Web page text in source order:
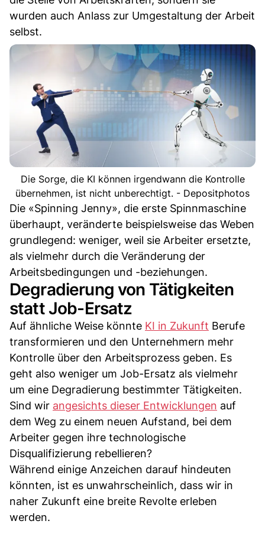
wurden auch Anlass zur Umgestaltung der Arbeit
selbst.
Die Sorge, die KI können irgendwann die Kontrolle
übernehmen, ist nicht unberechtigt. - Depositphotos
Die «Spinning Jenny», die erste Spinnmaschine
überhaupt, veränderte beispielsweise das Weben
grundlegend: weniger, weil sie Arbeiter ersetzte,
als vielmehr durch die Veränderung der
Arbeitsbedingungen und -beziehungen.
Degradierung von Tätigkeiten
statt Job-Ersatz
Auf ähnliche Weise könnte KI in Zukunft Berufe
transformieren und den Unternehmern mehr
Kontrolle über den Arbeitsprozess geben. Es
geht also weniger um Job-Ersatz als vielmehr
um eine Degradierung bestimmter Tätigkeiten.
Sind wir angesichts dieser Entwicklungen auf
dem Weg zu einem neuen Aufstand, bei dem
Arbeiter gegen ihre technologische
Disqualifizierung rebellieren?
Während einige Anzeichen darauf hindeuten
könnten, ist es unwahrscheinlich, dass wir in
naher Zukunft eine breite Revolte erleben
werden.